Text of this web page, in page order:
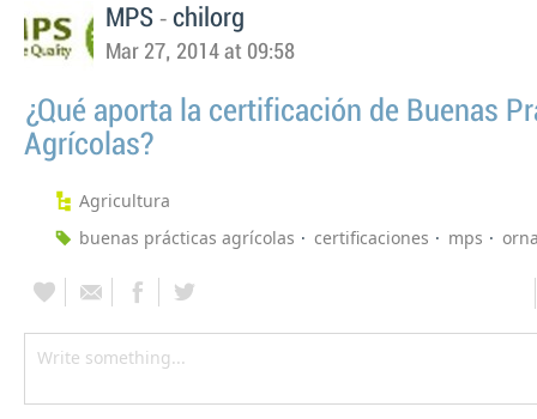
MPS - chilorg
Mar 27, 2014 at 09:58
¿Qué aporta la certificación de Buenas
Agrícolas?
Agricultura
buenas prácticas agrícolas
certificaciones mps